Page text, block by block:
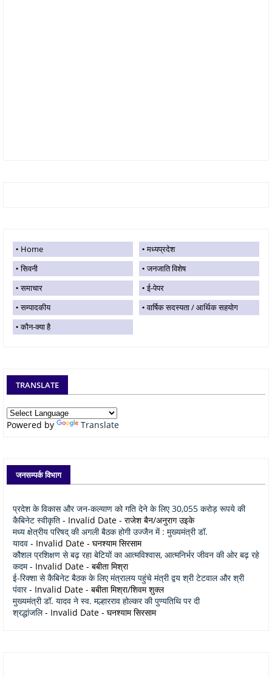
Home
मध्यप्रदेश
सिवनी
जनजाति विशेष
समाचार
ई-पेपर
सम्पादकीय
वार्षिक सदस्यता / आर्थिक सहयोग
कौन-क्या है
TRANSLATE
Powered by Translate
जनसम्पर्क विभाग
प्रदेश के विकास और जन-कल्याण को गति देने के लिए 30,055 करोड़ रूपये की
कैबिनेट स्वीकृति - Invalid Date - राजेश बैन/अनुराग उइके
मध्य क्षेत्रीय परिषद् की अगली बैठक होगी उज्जैन में : मुख्यमंत्री डॉ.
यादव - Invalid Date - घनश्याम सिरसाम
कौशल प्रशिक्षण से बढ़ रहा बेटियों का आत्मविश्वास, आत्मनिर्भर जीवन की ओर बढ़ रहे
कदम- Invalid Date - बबीता मिश्रा
ई-रिक्शा से कैबिनेट बैठक के लिए मंत्रालय पहुंचे मंत्री द्वय श्री टेटवाल और श्री
पंवार- Invalid Date - बबीता मिश्रा/शिवम शुक्ल
मुख्यमंत्री डॉ. यादव ने स्व. मल्हारराव होल्कर की पुण्यतिथि पर दी
श्रद्धांजलि- Invalid Date - घनश्याम सिरसाम